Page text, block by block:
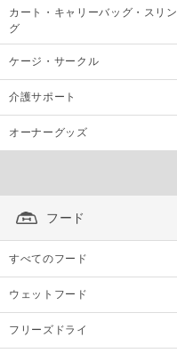
カート・キャリーバッグ・スリン
グ
ケージ・サークル
介護サポート
オーナーグッズ
フード
すべてのフード
ウェットフード
フリーズドライ